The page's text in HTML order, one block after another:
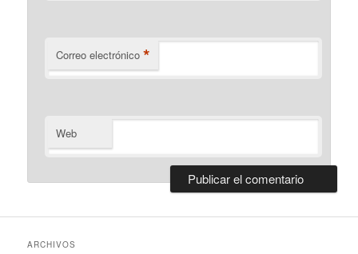
Correo electrónico *
Web
ARCHIVOS